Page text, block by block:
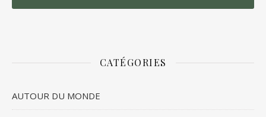
CATÉGORIES
AUTOUR DU MONDE